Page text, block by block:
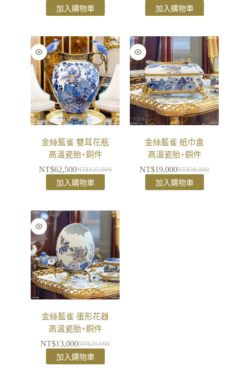
加入購物車 加入購物車
金絲藍雀 雙耳花瓶
高溫瓷胎+銅件
NT$125,000
NT$62,500
加入購物車
金絲藍雀 紙巾盒
高溫瓷胎+銅件
NT$38,000
NT$19,000
加入購物車
金絲藍雀 蛋形花器
高溫瓷胎+銅件
NT$26,000
NT$13,000
加入購物車